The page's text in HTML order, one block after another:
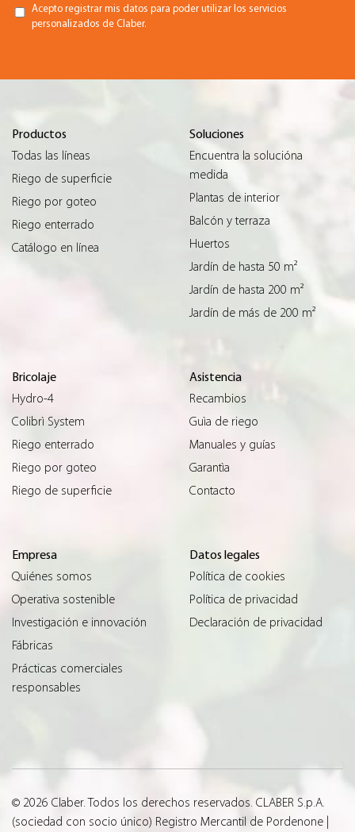
Acepto registrar mis datos para poder utilizar los servicios
personalizados de Claber.
Productos
Todas las líneas
Riego de superficie
Riego por goteo
Riego enterrado
Catálogo en línea
Soluciones
Encuentra la solucióna
medida
Plantas de interior
Balcón y terraza
Huertos
Jardín de hasta 50 m²
Jardín de hasta 200 m²
Jardín de más de 200 m²
Bricolaje
Hydro-4
Colibrì System
Riego enterrado
Riego por goteo
Riego de superficie
Asistencia
Recambios
Guìa de riego
Manuales y guías
Garantìa
Contacto
Empresa
Quiénes somos
Operativa sostenible
Investigación e innovación
Fábricas
Prácticas comerciales
responsables
Datos legales
Política de cookies
Política de privacidad
Declaración de privacidad
© 2026 Claber. Todos los derechos reservados. CLABER S.p.A.
(sociedad con socio único) Registro Mercantil de Pordenone |